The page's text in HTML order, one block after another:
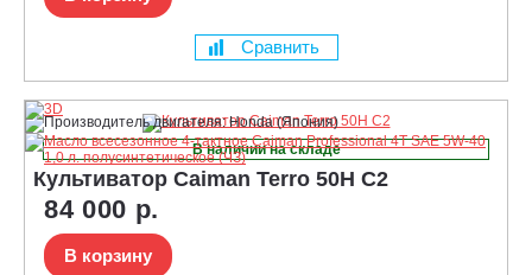
Сравнить
В наличии на складе
Культиватор Caiman Terro 50H C2
84 000 р.
В корзину